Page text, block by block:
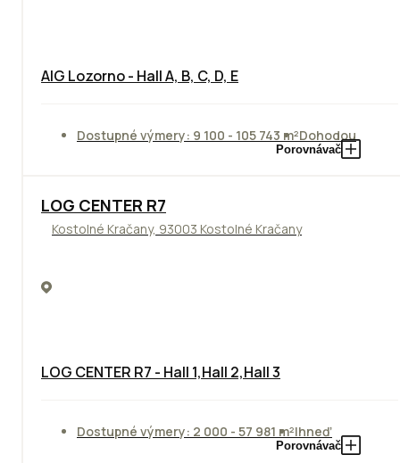
AIG Lozorno - Hall A, B, C, D, E
Dostupné výmery: 9 100 - 105 743 m²Dohodou
Porovnávač
TOP
LOG CENTER R7
Kostolné Kračany, 93003 Kostolné Kračany
LOG CENTER R7 - Hall 1,Hall 2,Hall 3
Dostupné výmery: 2 000 - 57 981 m²Ihneď
Porovnávač